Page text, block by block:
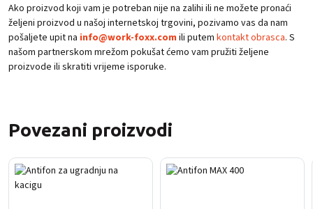
Ako proizvod koji vam je potreban nije na zalihi ili ne možete pronaći
željeni proizvod u našoj internetskoj trgovini, pozivamo vas da nam
pošaljete upit na info@work-foxx.com ili putem kontakt obrasca. S
našom partnerskom mrežom pokušat ćemo vam pružiti željene
proizvode ili skratiti vrijeme isporuke.
Povezani proizvodi